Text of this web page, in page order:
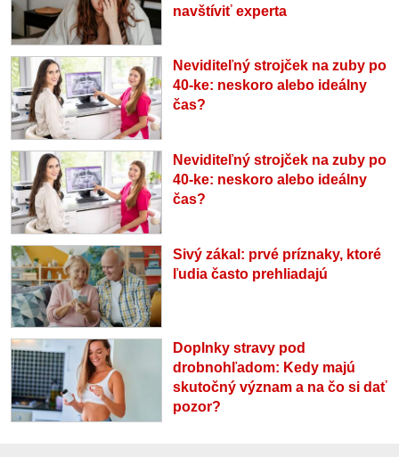
navštíviť experta
Neviditeľný strojček na zuby po
40-ke: neskoro alebo ideálny
čas?
Neviditeľný strojček na zuby po
40-ke: neskoro alebo ideálny
čas?
Sivý zákal: prvé príznaky, ktoré
ľudia často prehliadajú
Doplnky stravy pod
drobnohľadom: Kedy majú
skutočný význam a na čo si dať
pozor?